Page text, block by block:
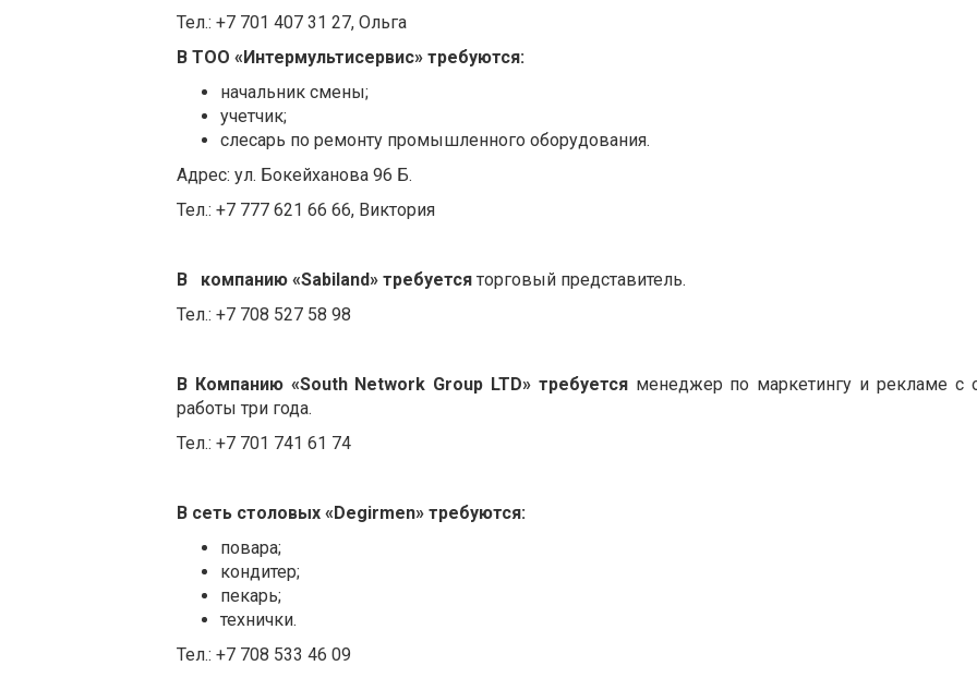
Тел.: +7 701 407 31 27, Ольга
В ТОО «Интермультисервис» требуются:
начальник смены;
учетчик;
слесарь по ремонту промышленного оборудования.
Адрес: ул. Бокейханова 96 Б.
Тел.: +7 777 621 66 66, Виктория
В компанию «Sabiland» требуется торговый представитель.
Тел.: +7 708 527 58 98
В Компанию «South Network Group LTD» требуется менеджер по маркетингу и рекламе с
работы три года.
Тел.: +7 701 741 61 74
В сеть столовых «Degirmen» требуются:
повара;
кондитер;
пекарь;
технички.
Тел.: +7 708 533 46 09